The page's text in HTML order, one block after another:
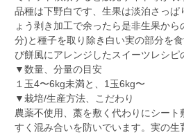
品種は下野白です、生果は淡泊さっ
ょう剥き加工で余ったら是非生果か
分)と種子を取り除き白い実の部分を
び餅風にアレンジしたスイーツレシピ
▼数量、分量の目安
１玉4〜6kg未満と、1玉6kg〜
▼栽培/生産方法、こだわり
農薬不使用、藁を敷く代わりにシー
すく混み合いを防いでいます。実の